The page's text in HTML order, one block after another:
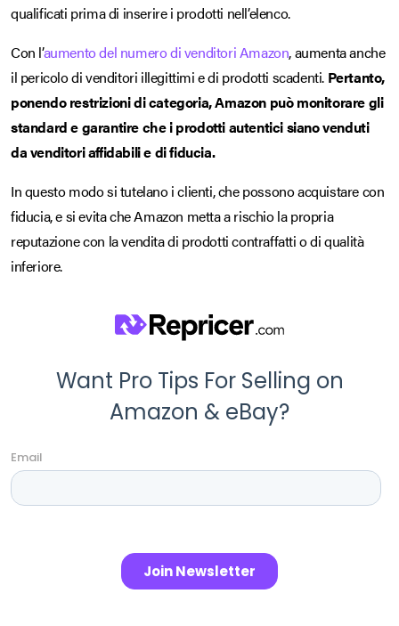
qualificati prima di inserire i prodotti nell’elenco.
Con l’aumento del numero di venditori Amazon, aumenta anche
il pericolo di venditori illegittimi e di prodotti scadenti. Pertanto,
ponendo restrizioni di categoria, Amazon può monitorare gli
standard e garantire che i prodotti autentici siano venduti
da venditori affidabili e di fiducia.
In questo modo si tutelano i clienti, che possono acquistare con
fiducia, e si evita che Amazon metta a rischio la propria
reputazione con la vendita di prodotti contraffatti o di qualità
inferiore.